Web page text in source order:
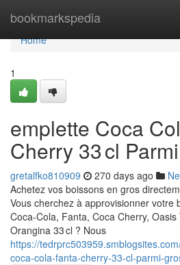
bookmarkspedia
Home
Home
1
emplette Coca
Cherry 33 cl
gretalfko810909 270 days ago
Achetez vos boissons en gros
Vous cherchez à approvisionner votre
Coca-Cola, Fanta, Coca Cherry,
Orangina 33 cl ? Nous
https://
coca-cola-fanta-cherry-33-cl-parmi-